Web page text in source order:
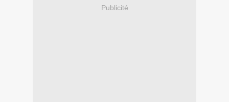
Publicité